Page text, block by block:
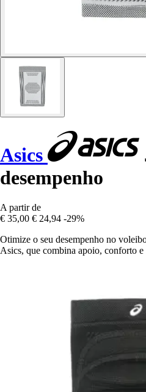
Asics
desempenho
A partir de
€ 35,00 € 24,94 -29%
Otimize o seu desempenho no
Asics, que combina apoio, conforto e